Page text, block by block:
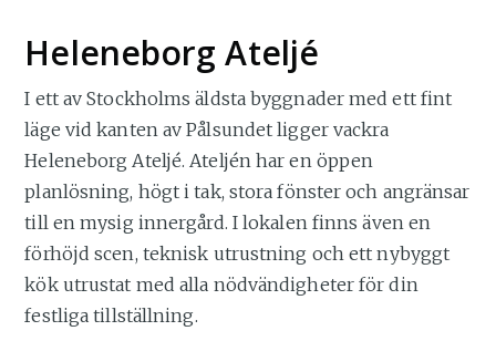
Heleneborg Ateljé
I ett av Stockholms äldsta byggnader med ett fint
läge vid kanten av Pålsundet ligger vackra
Heleneborg Ateljé. Ateljén har en öppen
planlösning, högt i tak, stora fönster och angränsar
till en mysig innergård. I lokalen finns även en
förhöjd scen, teknisk utrustning och ett nybyggt
kök utrustat med alla nödvändigheter för din
festliga tillställning.